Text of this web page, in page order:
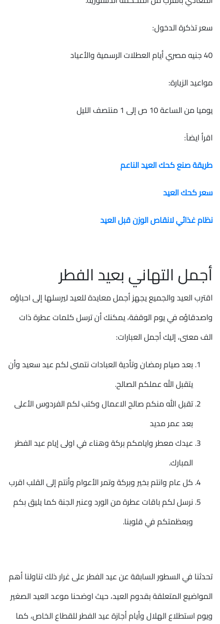
سعر تذكرة الدخول:
40 جنيه مصري أيام العطلات الرسمية والأعياد
مواعيد الزيارة:
يوميا من الساعة 10 ص إلى 1 منتصف الليل
اقرأ ايضاً:
طريقة صنع كحك العيد الناعم
سعر كحك العيد
نظام غذائي لانقاص الوزن قبل العيد
أجمل التهاني بعيد الفطر
اقترب العيد والجميع يجهز أجمل معايدة للعيد ليرسلها إلى احباؤه
واصدقاؤه في يوم الوقفة، يمكنك أن ترسل كلمات عطرة ذات
الف معنى، إليك أجمل العبارات:
بعد صيام رمضان وتأدية العبادات نتمنى لكم عيد سعيد وأن
يتقبل الله عملكم الصالح.
تقبل الله منكم صالح الاعمال وكتب لكم الفردوس الأعلى
بعد عمر مديد
عيدك معطر وايامكم بركة وهناء في اولى إيام عيد الفطر
المبارك.
كل عام وانتم بخير وبركة وتمر الأعوام وأنتم إلى القلب اقرب
نرسل لكم باقات عطرة من الورد وعنبر الجنة كما يليق بكم
وبعظمتكم في قلوبنا.
تحدثنا في السطور السابقة عن عيد الفطر على غرار ذلك تناولنا أهم
المواضيع المتعلقة بقدوم العيد، حيث اوضحنا موعد العيد الصغير
ويوم استطلاع الهلال وأيام أجازة عيد الفطر للقطاع الخاص، كما